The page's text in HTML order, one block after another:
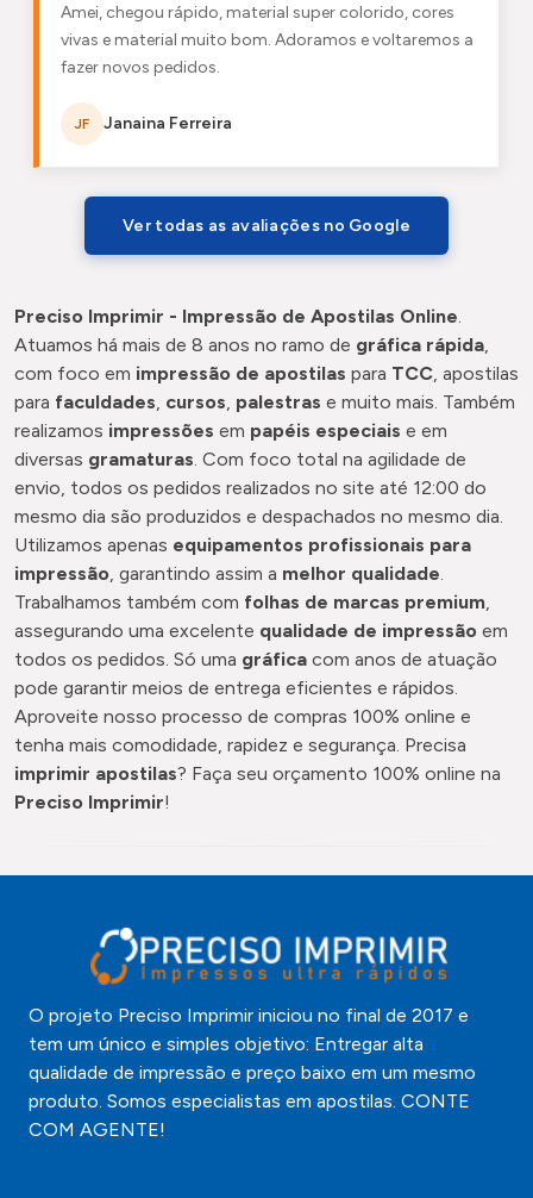
Amei, chegou rápido, material super colorido, cores
vivas e material muito bom. Adoramos e voltaremos a
fazer novos pedidos.
JF Janaina Ferreira
Ver todas as avaliações no Google
Preciso Imprimir - Impressão de Apostilas Online.
Atuamos há mais de 8 anos no ramo de gráfica rápida,
com foco em impressão de apostilas para TCC, apostilas
para faculdades, cursos, palestras e muito mais. Também
realizamos impressões em papéis especiais e em
diversas gramaturas. Com foco total na agilidade de
envio, todos os pedidos realizados no site até 12:00 do
mesmo dia são produzidos e despachados no mesmo dia.
Utilizamos apenas equipamentos profissionais para
impressão, garantindo assim a melhor qualidade.
Trabalhamos também com folhas de marcas premium,
assegurando uma excelente qualidade de impressão em
todos os pedidos. Só uma gráfica com anos de atuação
pode garantir meios de entrega eficientes e rápidos.
Aproveite nosso processo de compras 100% online e
tenha mais comodidade, rapidez e segurança. Precisa
imprimir apostilas? Faça seu orçamento 100% online na
Preciso Imprimir!
O projeto Preciso Imprimir iniciou no final de 2017 e
tem um único e simples objetivo: Entregar alta
qualidade de impressão e preço baixo em um mesmo
produto. Somos especialistas em apostilas. CONTE
COM AGENTE!